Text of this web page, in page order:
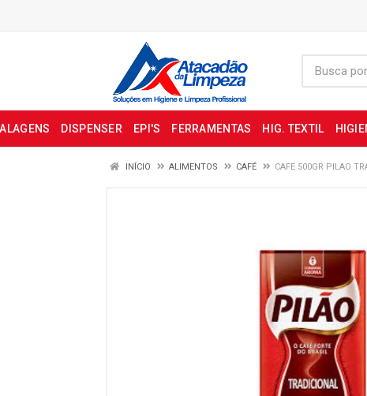
DISPENSER EPI'S FERRAMENTAS HIG. TEXTIL
INÍCIO ALIMENTOS CAFÉ CAFE 500GR PILAO